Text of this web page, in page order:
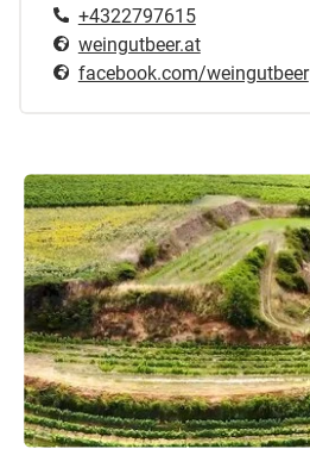
+4322797615
weingutbeer.at
facebook.com/weingutbeer